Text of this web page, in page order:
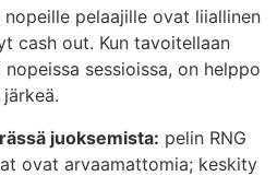
pelaajille ovat liiallinen
cash out. Kun tavoitellaan
sessioissa, on helppo
juoksemista: pelin RNG
ovat arvaamattomia; keskity